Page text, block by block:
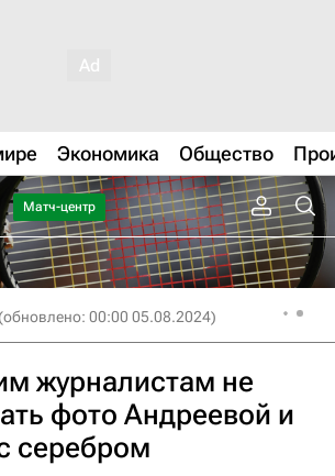
Экономика Общество
Матч-центр
(обновлено: 00:00 05.08.2024)
журналистам не
фото Андреевой и
серебром